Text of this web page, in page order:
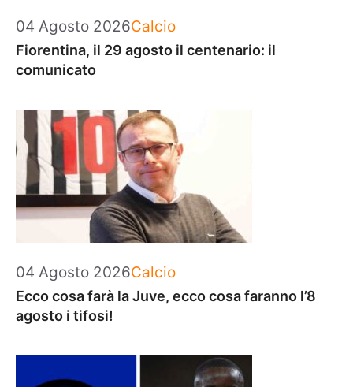
04 Agosto 2026Categorie
Calcio
Fiorentina, il 29 agosto il centenario: il
comunicato
04 Agosto 2026Categorie
Calcio
Ecco cosa farà la Juve, ecco cosa faranno l’8
agosto i tifosi!